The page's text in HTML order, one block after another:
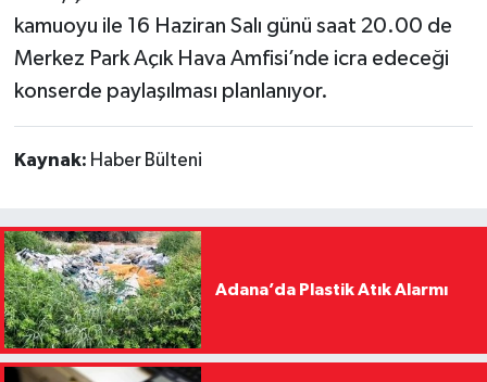
kamuoyu ile 16 Haziran Salı günü saat 20.00 de
Merkez Park Açık Hava Amfisi’nde icra edeceği
konserde paylaşılması planlanıyor.
Kaynak: Haber Bülteni
Adana’da Plastik Atık Alarmı